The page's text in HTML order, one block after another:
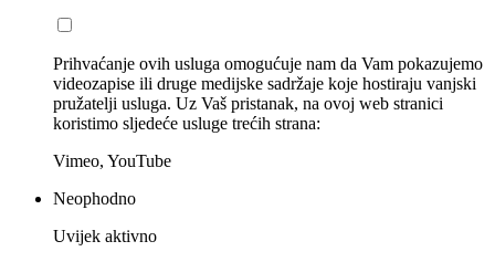
Prihvaćanje ovih usluga omogućuje nam da Vam pokazujemo
videozapise ili druge medijske sadržaje koje hostiraju vanjski
pružatelji usluga. Uz Vaš pristanak, na ovoj web stranici
koristimo sljedeće usluge trećih strana:
Vimeo, YouTube
Neophodno
Uvijek aktivno